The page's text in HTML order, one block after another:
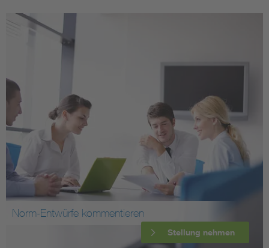
Norm-Entwürfe kommentieren
Stellung nehmen